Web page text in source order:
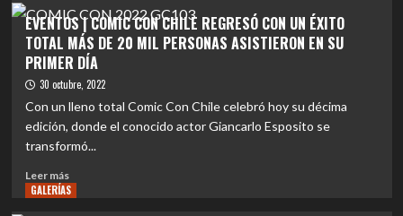
y
la
muerte
sencillo
“QUE
NO
SEA
EVENTOS
|
SOEN
encabeza
CL
nuevo
festival
dedicado
metal
progresivo
EVENTOS | COMIC CON CHILE REGRESÓ CON UN ÉXITO
TOTAL MÁS DE 20 MIL PERSONAS ASISTIERON EN SU
PRIMER DÍA
30 octubre, 2022
Con un lleno total Comic Con Chile celebró hoy su décima
edición, donde el conocido actor Giancarlo Esposito se
transformó...
Leer másLeer
más
GALERÍAS